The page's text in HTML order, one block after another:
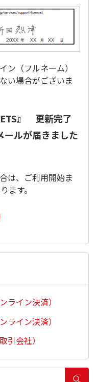
（フルネーム）
い場合がございま
』 更新完了
ールが届きました
は、ご利用開始ま
ます。
ライン決済）
ライン決済）
引会社）